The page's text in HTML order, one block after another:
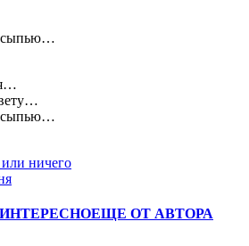
ничего
ЕЩЕ ОТ АВТОРА